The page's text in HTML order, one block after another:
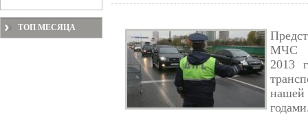
ТОП МЕСЯЦА
МЧС
2013
нашей